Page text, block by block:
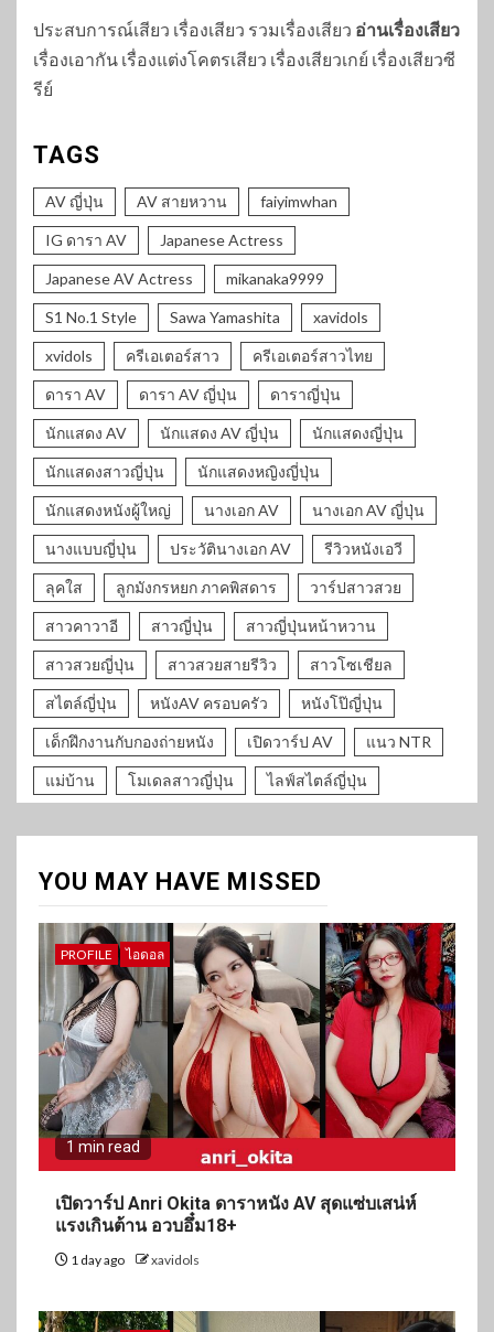
ประสบการณ์เสียว เรื่องเสียว รวมเรื่องเสียว อ่านเรื่องเสียว
เรื่องเอากัน เรื่องแต่งโคตรเสียว เรื่องเสียวเกย์ เรื่องเสียวซี
รีย์
TAGS
AV ญี่ปุ่น AV สายหวาน faiyimwhan
IG ดารา AV Japanese Actress
Japanese AV Actress mikanaka9999
S1 No.1 Style Sawa Yamashita xavidols
xvidols ครีเอเตอร์สาว ครีเอเตอร์สาวไทย
ดารา AV ดารา AV ญี่ปุ่น ดาราญี่ปุ่น
นักแสดง AV นักแสดง AV ญี่ปุ่น นักแสดงญี่ปุ่น
นักแสดงสาวญี่ปุ่น นักแสดงหญิงญี่ปุ่น
นักแสดงหนังผู้ใหญ่ นางเอก AV นางเอก AV ญี่ปุ่น
นางแบบญี่ปุ่น ประวัตินางเอก AV รีวิวหนังเอวี
ลุคใส ลูกมังกรหยก ภาคพิสดาร วาร์ปสาวสวย
สาวคาวาอี สาวญี่ปุ่น สาวญี่ปุ่นหน้าหวาน
สาวสวยญี่ปุ่น สาวสวยสายรีวิว สาวโซเชียล
สไตล์ญี่ปุ่น หนังAV ครอบครัว หนังโป๊ญี่ปุ่น
เด็กฝึกงานกับกองถ่ายหนัง เปิดวาร์ป AV แนว NTR
แม่บ้าน โมเดลสาวญี่ปุ่น ไลฟ์สไตล์ญี่ปุ่น
YOU MAY HAVE MISSED
PROFILE ไอดอล
1 min read
เปิดวาร์ป Anri Okita ดาราหนัง AV สุดแซ่บเสน่ห์
แรงเกินต้าน อวบอึ๋ม18+
1 day ago xavidols